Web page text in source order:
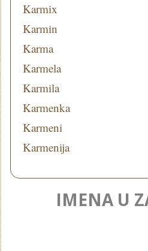
Karmix
Karmin
Karma
Karmela
Karmila
Karmenka
Karmeni
Karmenija
IMENA U